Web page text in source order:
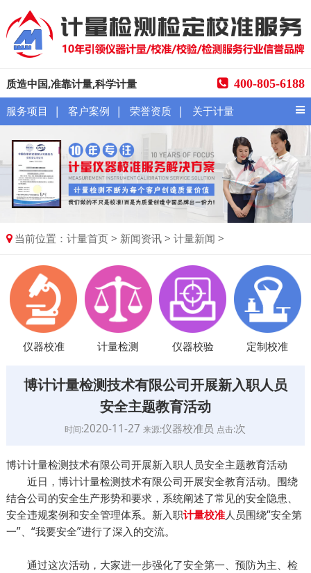
质造中国,准靠计量,科学计量 400-805-6188
服务项目 | 客户案例 | 荣誉资质 | 关于计量
当前位置：计量首页 > 新闻资讯 >计量新闻 >
仪器校准 计量检测 仪器校验 定制校准
博计计量检测技术有限公司开展新入职人员
安全主题教育活动
时间:2020-11-27来源:仪器校准员 点击:次
博计计量检测技术有限公司开展新入职人员安全主题教育活动
近日，博计计量检测技术有限公司开展安全教育活动。围绕
结合公司的安全生产形势和要求，系统阐述了常见的安全隐患、
安全违规案例和安全管理体系。新入职计量校准人员围绕“安全第
一”、“我要安全”进行了深入的交流。
通过这次活动，大家进一步强化了安全第一、预防为主、检